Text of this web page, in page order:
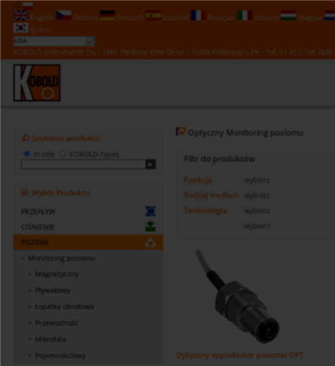
English
Čeština Deutsch Español Français Italiano Magyar
한국의
KOBOLD Instruments Inc • 1801 Parkway View Drive • 15205 Pittsburgh, PA • Tel: +1 412 788 2830
Szukanie produktu
KOBOLD-Types
Wybór Produktu
PRZEPŁYW
CIŚNIENIE
POZIOM
Monitoring poziomu
Magnetyczny
Pływakowy
Łopatka obrotowa
Przewodność
Mikrofala
Pojemnościowy
Optyczny Monitoring poziomu
Filtr do produktów
Funkcja
Rodzaj medium
Technologia
Optyczny sygnalizator poziomu OPT